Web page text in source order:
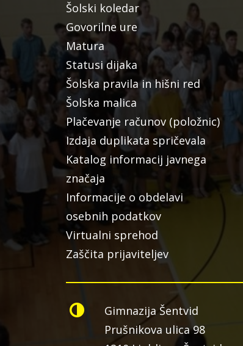
Šolski koledar
Govorilne ure
Matura
Statusi dijaka
Šolska pravila in hišni red
Šolska malica
Plačevanje računov (položnic)
Izdaja duplikata spričevala
Katalog informacij javnega
značaja
Informacije o obdelavi
osebnih podatkov
Virtualni sprehod
Zaščita prijaviteljev
Gimnazija Šentvid
Prušnikova ulica 98